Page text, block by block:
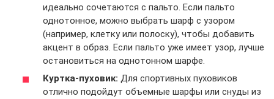
идеально сочетаются с пальто. Если пальто
однотонное, можно выбрать шарф с узором
(например, клетку или полоску), чтобы добавить
акцент в образ. Если пальто уже имеет узор, лучше
остановиться на однотонном шарфе.
Куртка-пуховик: Для спортивных пуховиков
отлично подойдут объемные шарфы или снуды из